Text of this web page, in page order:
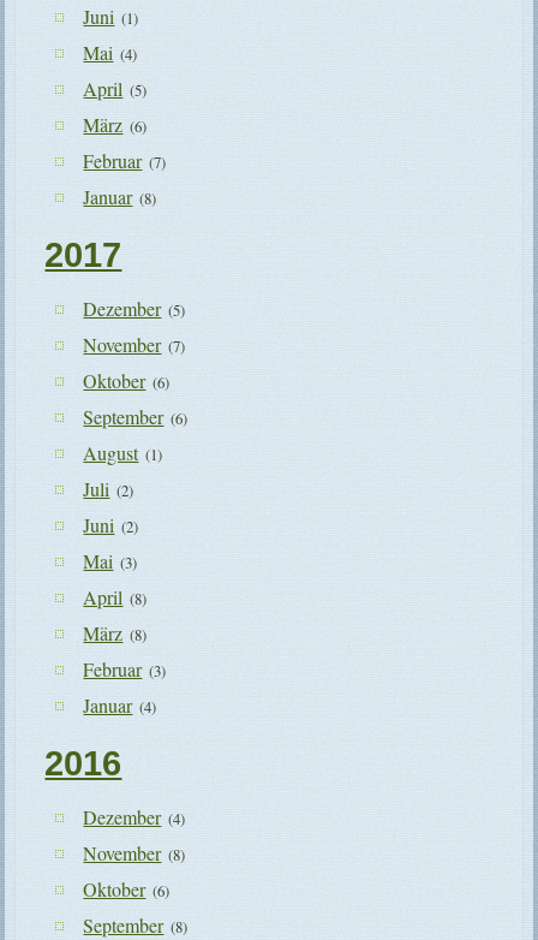
Juni (1)
Mai (4)
April (5)
März (6)
Februar (7)
Januar (8)
2017
Dezember (5)
November (7)
Oktober (6)
September (6)
August (1)
Juli (2)
Juni (2)
Mai (3)
April (8)
März (8)
Februar (3)
Januar (4)
2016
Dezember (4)
November (8)
Oktober (6)
September (8)